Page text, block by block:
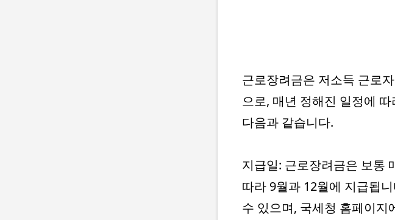
근로장려금은 저소득 근로
으로, 매년 정해진 일정에
다음과 같습니다.
지급일: 근로장려금은 보통
따라 9월과 12월에 지급됩
수 있으며, 국세청 홈페이지